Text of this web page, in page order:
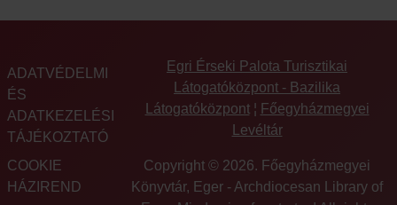
ADATVÉDELMI
ÉS
ADATKEZELÉSI
TÁJÉKOZTATÓ
COOKIE
HÁZIREND
Egri Érseki Palota Turisztikai
Látogatóközpont - Bazilika
Látogatóközpont¦ Főegyházmegyei
Levéltár
Copyright © 2026. Főegyházmegyei
Könyvtár, Eger - Archdiocesan Library of